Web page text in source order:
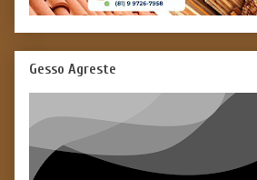
Gesso Agreste